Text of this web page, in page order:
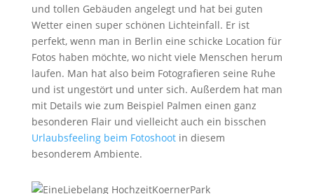
und tollen Gebäuden angelegt und hat bei guten
Wetter einen super schönen Lichteinfall. Er ist
perfekt, wenn man in Berlin eine schicke Location für
Fotos haben möchte, wo nicht viele Menschen herum
laufen. Man hat also beim Fotografieren seine Ruhe
und ist ungestört und unter sich. Außerdem hat man
mit Details wie zum Beispiel Palmen einen ganz
besonderen Flair und vielleicht auch ein bisschen
Urlaubsfeeling beim Fotoshootin diesem
besonderem Ambiente.